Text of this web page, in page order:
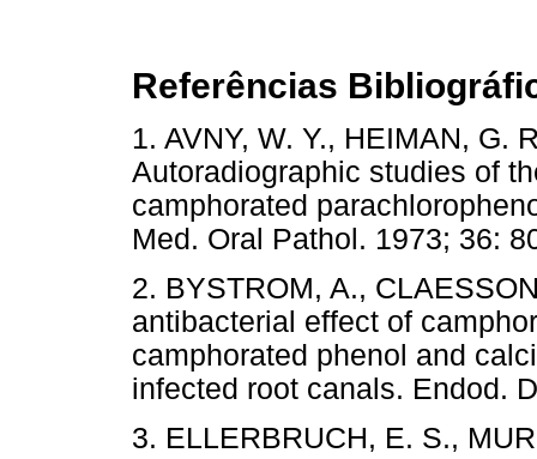
Referências
1. AVNY, W. Y., HEIMAN, G.
Autoradiographic studies of
camphorated
Med. Oral Pathol. 1973;
2. BYSTROM, A.,
antibacterial effect of
camphorated phenol and
infected root canals. Endod.
3. ELLERBRUCH, E. S.,